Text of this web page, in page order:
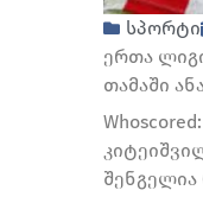
სპორტი
ერთა
თამაში
შენგელია